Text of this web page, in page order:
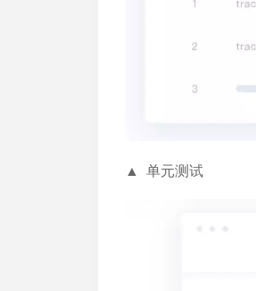
▲ 单元测试